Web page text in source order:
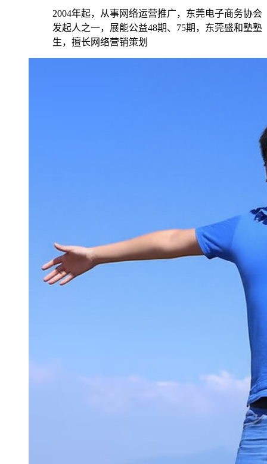
2004年起，从事网络运营推广，东莞电子商务协会
发起人之一，展能公益48期、75期，东莞盛和塾塾
生，擅长网络营销策划